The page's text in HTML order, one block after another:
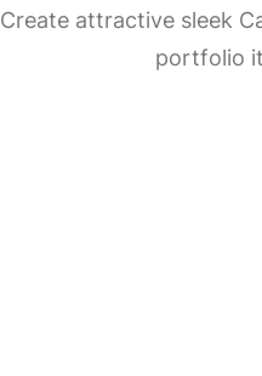
Create attractive sleek
portfolio